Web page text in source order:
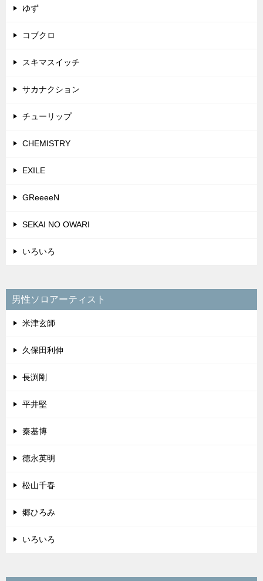
ゆず
コブクロ
スキマスイッチ
サカナクション
チューリップ
CHEMISTRY
EXILE
GReeeeN
SEKAI NO OWARI
いろいろ
男性ソロアーティスト
米津玄師
久保田利伸
長渕剛
平井堅
秦基博
德永英明
松山千春
郷ひろみ
いろいろ